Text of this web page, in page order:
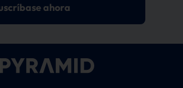
ahora